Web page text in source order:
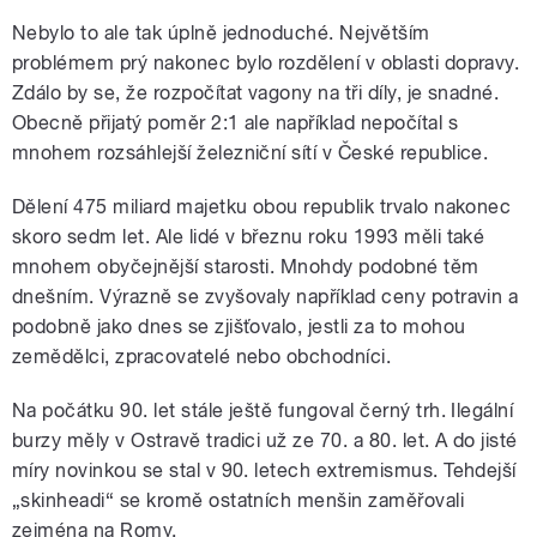
Nebylo to ale tak úplně jednoduché. Největším
problémem prý nakonec bylo rozdělení v oblasti dopravy.
Zdálo by se, že rozpočítat vagony na tři díly, je snadné.
Obecně přijatý poměr 2:1 ale například nepočítal s
mnohem rozsáhlejší železniční sítí v České republice.
Dělení 475 miliard majetku obou republik trvalo nakonec
skoro sedm let. Ale lidé v březnu roku 1993 měli také
mnohem obyčejnější starosti. Mnohdy podobné těm
dnešním. Výrazně se zvyšovaly například ceny potravin a
podobně jako dnes se zjišťovalo, jestli za to mohou
zemědělci, zpracovatelé nebo obchodníci.
Na počátku 90. let stále ještě fungoval černý trh. Ilegální
burzy měly v Ostravě tradici už ze 70. a 80. let. A do jisté
míry novinkou se stal v 90. letech extremismus. Tehdejší
„skinheadi“ se kromě ostatních menšin zaměřovali
zejména na Romy.